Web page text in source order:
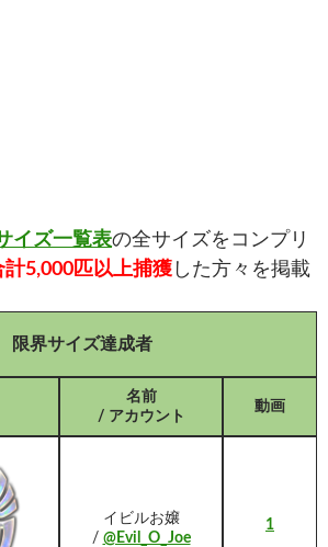
イズ一覧表の全サイズをコンプリ
計5,000匹以上捕獲 した方々を掲載
限界サイズ達成者
名前
/ アカウント
動画
イビルお嬢
/ @Evil_O_Joe
1